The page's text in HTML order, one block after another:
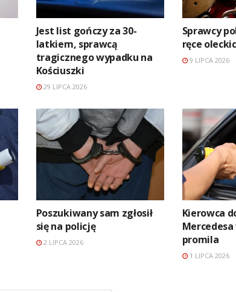
Jest list gończy za 30-
latkiem, sprawcą
tragicznego wypadku na
Kościuszki
29 LIPCA 2026
Sprawcy
ręce
9 LIPCA 2026
Poszukiwany sam zgłosił
się na policję
2 LIPCA 2026
Kierowca
Mercedesa
promila
1 LIPCA 2026